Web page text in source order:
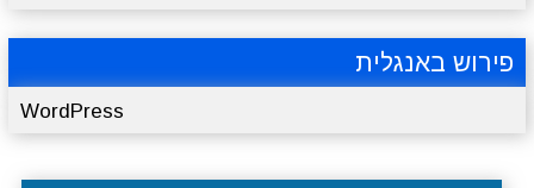
פירוש באנגלית
WordPress